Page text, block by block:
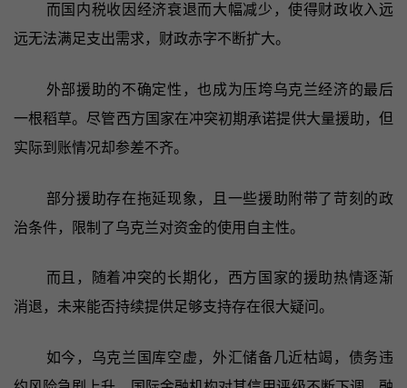
而国内税收因经济衰退而大幅减少，使得财政收入远
远无法满足支出需求，财政赤字不断扩大。
外部援助的不确定性，也成为压垮乌克兰经济的最后
一根稻草。尽管西方国家在冲突初期承诺提供大量援助，但
实际到账情况却参差不齐。
部分援助存在拖延现象，且一些援助附带了苛刻的政
治条件，限制了乌克兰对资金的使用自主性。
而且，随着冲突的长期化，西方国家的援助热情逐渐
消退，未来能否持续提供足够支持存在很大疑问。
如今，乌克兰国库空虚，外汇储备几近枯竭，债务违